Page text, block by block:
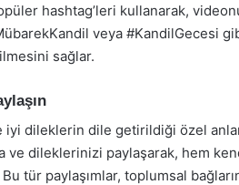
hashtag’leri kullanarak,
veya #KandilGecesi
sağlar.
iyi dileklerin dile getirildiği özel
ve dileklerinizi paylaşarak, hem
tür paylaşımlar, toplumsal